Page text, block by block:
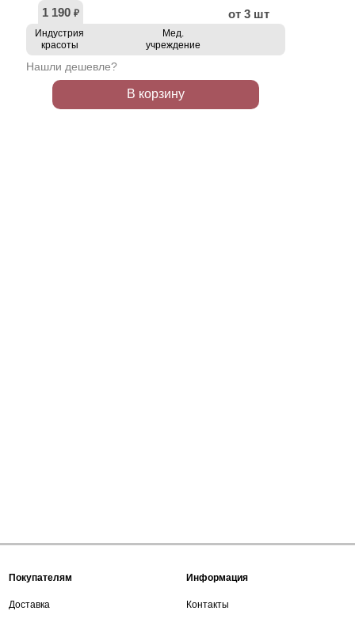
1 190 ₽ от 3 шт
Индустрия
красоты
Мед.
учреждение
Нашли дешевле?
В корзину
Покупателям
Доставка
Информация
Контакты